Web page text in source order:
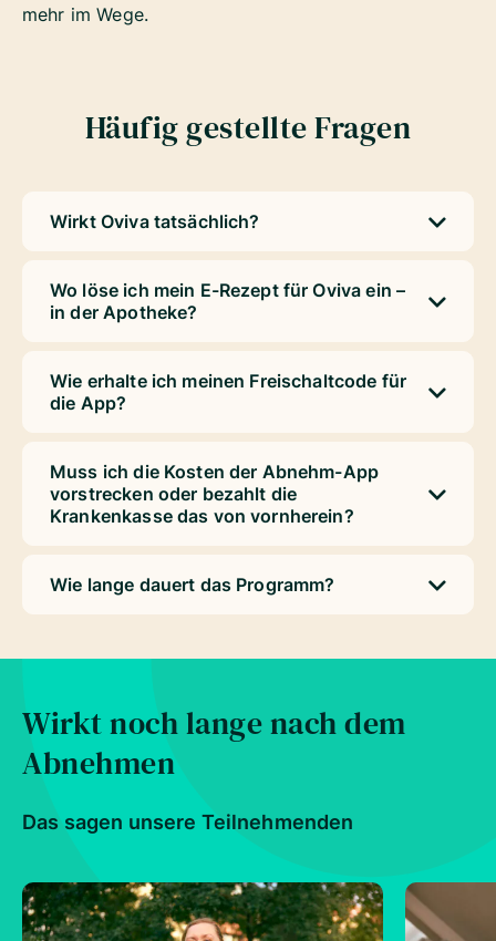
mehr im Wege.
Häufig gestellte Fragen
Wirkt Oviva tatsächlich?
Wo löse ich mein E-Rezept für Oviva ein –
in der Apotheke?
Wie erhalte ich meinen Freischaltcode für
die App?
Muss ich die Kosten der Abnehm-App
vorstrecken oder bezahlt die
Krankenkasse das von vornherein?
Wie lange dauert das Programm?
Wirkt noch lange nach dem
Abnehmen
Das sagen unsere Teilnehmenden